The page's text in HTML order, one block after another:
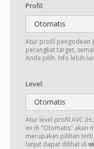
Profil:
Otomatis
Atur profil pengodean
perangkat target,
Anda pilih. Info lebih
Level:
Otomatis
Atur level profil AVC
ini di "Otomatis" akan
merupakan pilihan
lanjut dapat dilihat di